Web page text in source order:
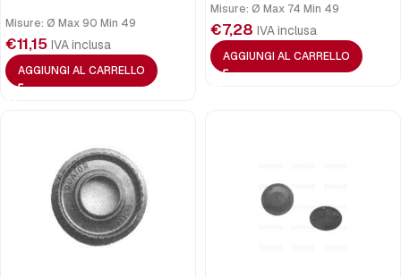
Misure: Ø Max 90 Min 49
€11,15 IVA inclusa
AGGIUNGI AL CARRELLO
Misure: Ø Max 74 Min 49
€7,28 IVA inclusa
AGGIUNGI AL CARRELLO